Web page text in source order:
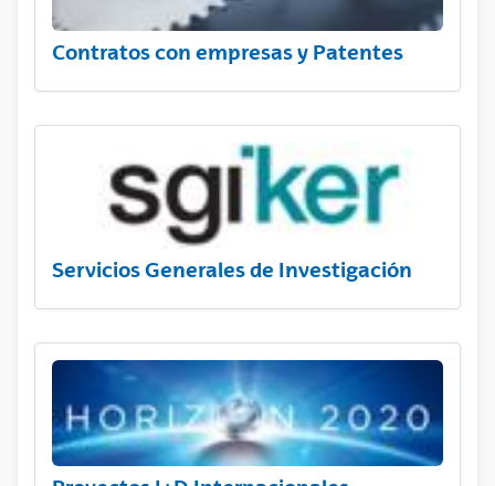
Contratos con empresas y Patentes
Servicios Generales de Investigación